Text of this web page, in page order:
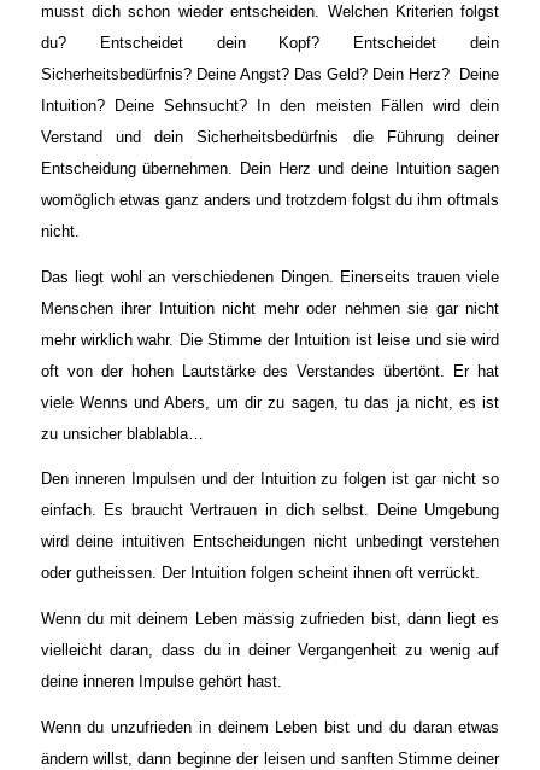
musst dich schon wieder entscheiden. Welchen Kriterien folgst
du? Entscheidet dein Kopf? Entscheidet dein
Sicherheitsbedürfnis? Deine Angst? Das Geld? Dein Herz? Deine
Intuition? Deine Sehnsucht? In den meisten Fällen wird dein
Verstand und dein Sicherheitsbedürfnis die Führung deiner
Entscheidung übernehmen. Dein Herz und deine Intuition sagen
womöglich etwas ganz anders und trotzdem folgst du ihm oftmals
nicht.
Das liegt wohl an verschiedenen Dingen. Einerseits trauen viele
Menschen ihrer Intuition nicht mehr oder nehmen sie gar nicht
mehr wirklich wahr. Die Stimme der Intuition ist leise und sie wird
oft von der hohen Lautstärke des Verstandes übertönt. Er hat
viele Wenns und Abers, um dir zu sagen, tu das ja nicht, es ist
zu unsicher blablabla…
Den inneren Impulsen und der Intuition zu folgen ist gar nicht so
einfach. Es braucht Vertrauen in dich selbst. Deine Umgebung
wird deine intuitiven Entscheidungen nicht unbedingt verstehen
oder gutheissen. Der Intuition folgen scheint ihnen oft verrückt.
Wenn du mit deinem Leben mässig zufrieden bist, dann liegt es
vielleicht daran, dass du in deiner Vergangenheit zu wenig auf
deine inneren Impulse gehört hast.
Wenn du unzufrieden in deinem Leben bist und du daran etwas
ändern willst, dann beginne der leisen und sanften Stimme deiner